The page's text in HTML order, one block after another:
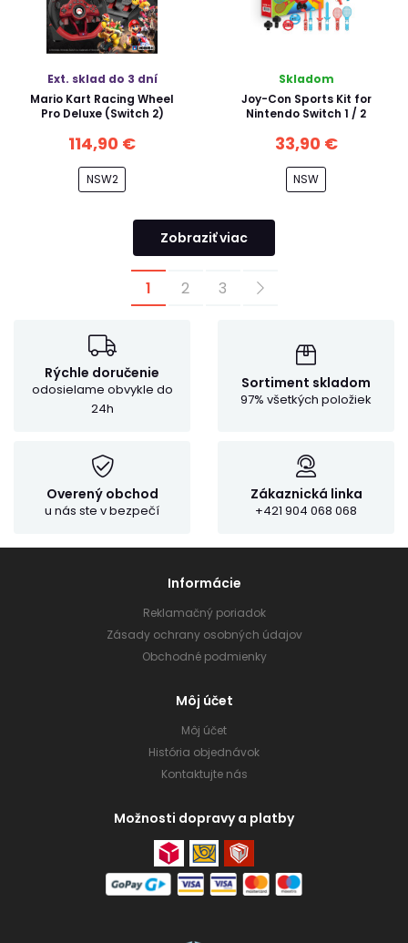
Ext. sklad do 3 dní
Mario Kart Racing Wheel
Pro Deluxe (Switch 2)
114,90 €
NSW2
Skladom
Joy-Con Sports Kit for
Nintendo Switch 1 / 2
33,90 €
NSW
Zobraziť viac
1 2 3
Rýchle doručenie
odosielame obvykle do
24h
Sortiment skladom
97% všetkých položiek
Overený obchod
u nás ste v bezpečí
Zákaznická linka
+421 904 068 068
Informácie
Reklamačný poriadok
Zásady ochrany osobných údajov
Obchodné podmienky
Môj účet
Môj účet
História objednávok
Kontaktujte nás
Možnosti dopravy a platby